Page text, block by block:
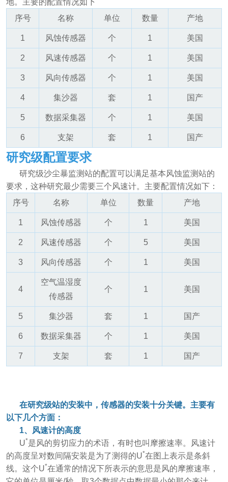
序号
名称 单位 数量 产地
1 风蚀传感器 个 1 美国
2 风速传感器 个 1 美国
3 风向传感器 个 1 美国
4 集沙器 套 1 国产
5 数据采集器 个 1 美国
6 支架 套 1 国产
研究级配置要求
研究级沙尘暴监测站的配置可以满足基本风蚀监测站的
要求，这种研究最少需要三个风速计。主要配置情况如下：
序号
名称 单位 数量 产地
1 风蚀传感器 个 1 美国
2 风速传感器 个 5 美国
3 风向传感器 个 1 美国
4
空气温湿度
传感器
个 1 美国
5 集沙器 套 1 国产
6 数据采集器 个 1 美国
7 支架 套 1 国产
在研究级站的安装中，传感器的安装十分关键。主要有
以下几个方面：
1、风速计的高度
U*是风的剪切应力的术语，有时也叫摩擦速率。风速计
的高度呈对数间隔安装是为了测得的U*在图上表示是条斜
线。这个U*在通常的情况下所表示的意思是风的摩擦速率，